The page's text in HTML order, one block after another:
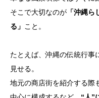
そこで大切なのが 「沖縄
る」 こと。
たとえば、沖縄の伝統行事
見せる。
地元の商店街を紹介する際